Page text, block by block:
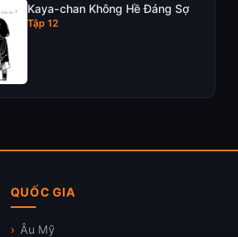
Kaya-chan Không Hề Đáng Sợ
Tập 12
QUỐC GIA
Âu Mỹ